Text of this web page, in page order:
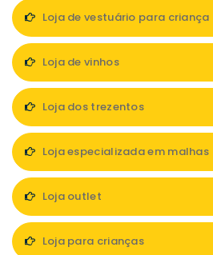
Loja de vestuário para criança
Loja de vinhos
Loja dos trezentos
Loja especializada em malhas
Loja outlet
Loja para crianças